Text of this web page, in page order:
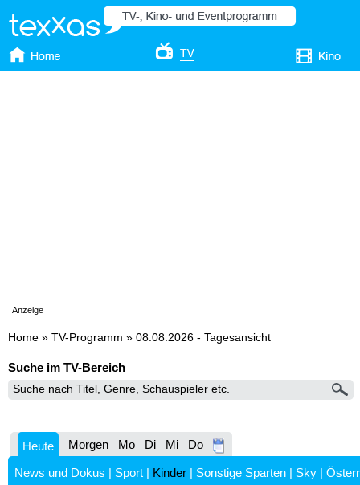
Anzeige
Home » TV-Programm » 08.08.2026 - Tagesansicht
Suche im TV-Bereich
Heute Morgen Mo Di Mi Do
News und Dokus | Sport | Kinder | Sonstige Sparten | Sky |